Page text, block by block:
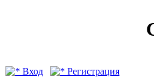
Вход
Регистрация